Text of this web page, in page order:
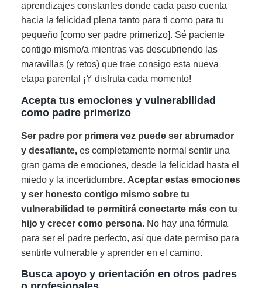
aprendizajes constantes donde cada paso cuenta
hacia la felicidad plena tanto para ti como para tu
pequeño [como ser padre primerizo]. Sé paciente
contigo mismo/a mientras vas descubriendo las
maravillas (y retos) que trae consigo esta nueva
etapa parental ¡Y disfruta cada momento!
Acepta tus emociones y vulnerabilidad
como padre primerizo
Ser padre por primera vez puede ser abrumador
y desafiante,es completamente normal sentir una
gran gama de emociones, desde la felicidad hasta el
miedo y la incertidumbre. Aceptar estas emociones
y ser honesto contigo mismo sobre tu
vulnerabilidad te permitirá conectarte más con tu
hijo y crecer como persona.No hay una fórmula
para ser el padre perfecto, así que date permiso para
sentirte vulnerable y aprender en el camino.
Busca apoyo y orientación en otros padres